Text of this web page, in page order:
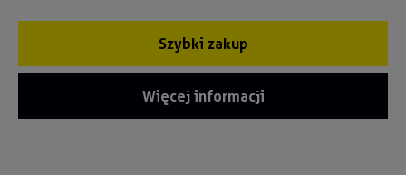
Szybki zakup
Więcej informacji